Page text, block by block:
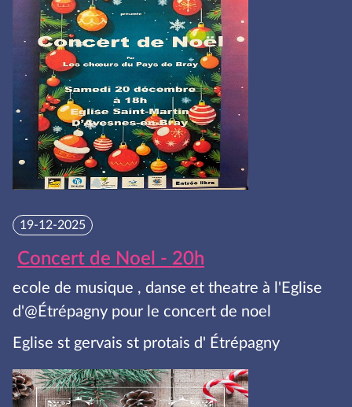
19-12-2025
Concert de Noel - 20h
ecole de musique , danse et theatre à l'Eglise
d'@Étrépagny pour le concert de noel
Eglise st gervais st protais d' Étrépagny